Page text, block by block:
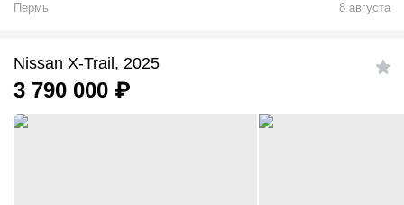
Пермь
8 августа
Nissan X-Trail, 2025
3 790 000 ₽